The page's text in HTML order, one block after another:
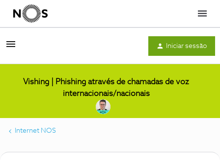
Menu
Iniciar sessão
Vishing | Phishing através de chamadas de voz
internacionais/nacionais
Internet NOS